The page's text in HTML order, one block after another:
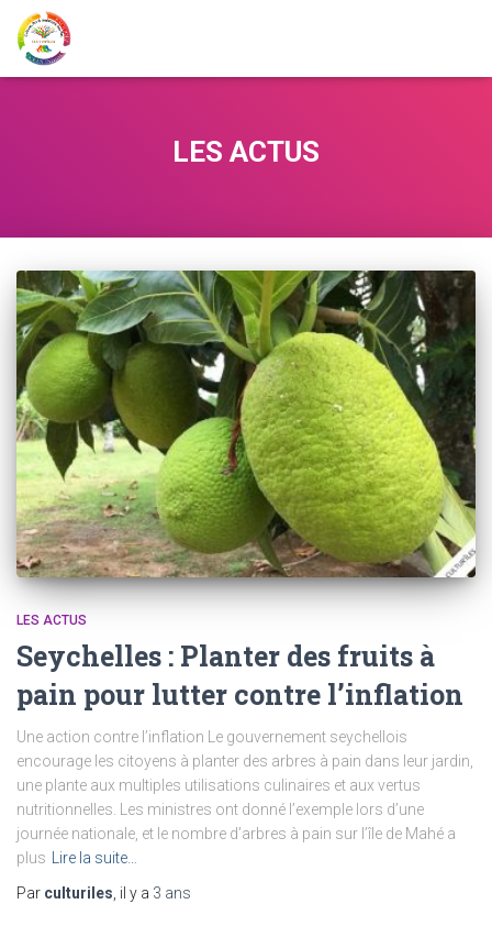
LES ACTUS
LES ACTUS
Seychelles : Planter des fruits à
pain pour lutter contre l’inflation
Une action contre l’inflation Le gouvernement seychellois
encourage les citoyens à planter des arbres à pain dans leur jardin,
une plante aux multiples utilisations culinaires et aux vertus
nutritionnelles. Les ministres ont donné l’exemple lors d’une
journée nationale, et le nombre d’arbres à pain sur l’île de Mahé a
plus
Lire la suite…
Par culturiles , il y a 3 ans